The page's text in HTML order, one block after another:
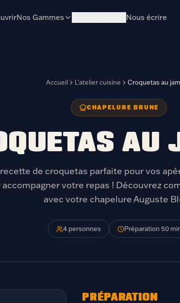
Nos Gammes Nous écrire
Accueil L'atelier cuisine Croquetas au
CHAPELURE BRUNE
AU
de croquetas parfaite pour vos
accompagner votre repas ! Découvrez
avec votre chapelure Auguste
4 personnes Préparation 50
PRÉPARATION